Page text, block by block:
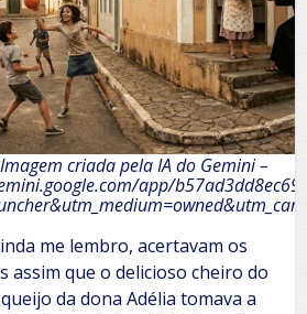
Imagem criada pela IA do Gemini –
app/
me lembro, acertavam os
assim que o delicioso cheiro do
da dona Adélia tomava a